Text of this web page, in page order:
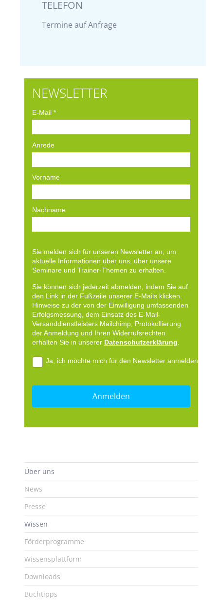
TELEFON
Termine auf Anfrage
NEWSLETTER
E-Mail *
Anrede
Vorname
Nachname
Sie melden sich für unseren Newsletter an, um
aktuelle Informationen über uns, über unsere
Seminare und Trainer-Themen zu erhalten.
Sie können sich jederzeit abmelden, indem Sie auf
den Link in der Fußzeile unserer E-Mails klicken.
Hinweise zu der von der Einwilligung umfassenden
Erfolgsmessung, dem Einsatz des E-Mail-
Versanddienstleisters Mailchimp, Protokollierung
der Anmeldung und Ihren Widerrufsrechten
erhalten Sie in unserer Datenschutzerklärung.
Ja, ich möchte mich für den Newsletter anmelden.
Über uns
News
Presse
Wissen
Förderprogramme
Wissensplattform
Downloads
Buchtipps